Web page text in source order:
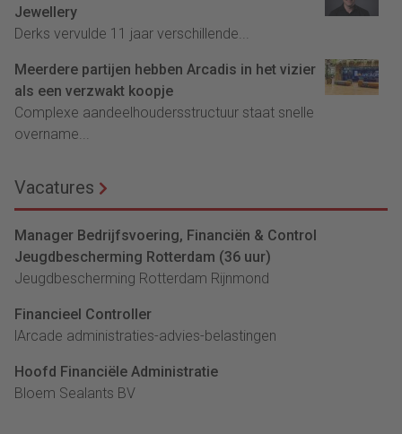
Jewellery
Derks vervulde 11 jaar verschillende...
Meerdere partijen hebben Arcadis in het vizier
als een verzwakt koopje
Complexe aandeelhoudersstructuur staat snelle
overname...
Vacatures
Manager Bedrijfsvoering, Financiën & Control
Jeugdbescherming Rotterdam (36 uur)
Jeugdbescherming Rotterdam Rijnmond
Financieel Controller
lArcade administraties-advies-belastingen
Hoofd Financiële Administratie
Bloem Sealants BV